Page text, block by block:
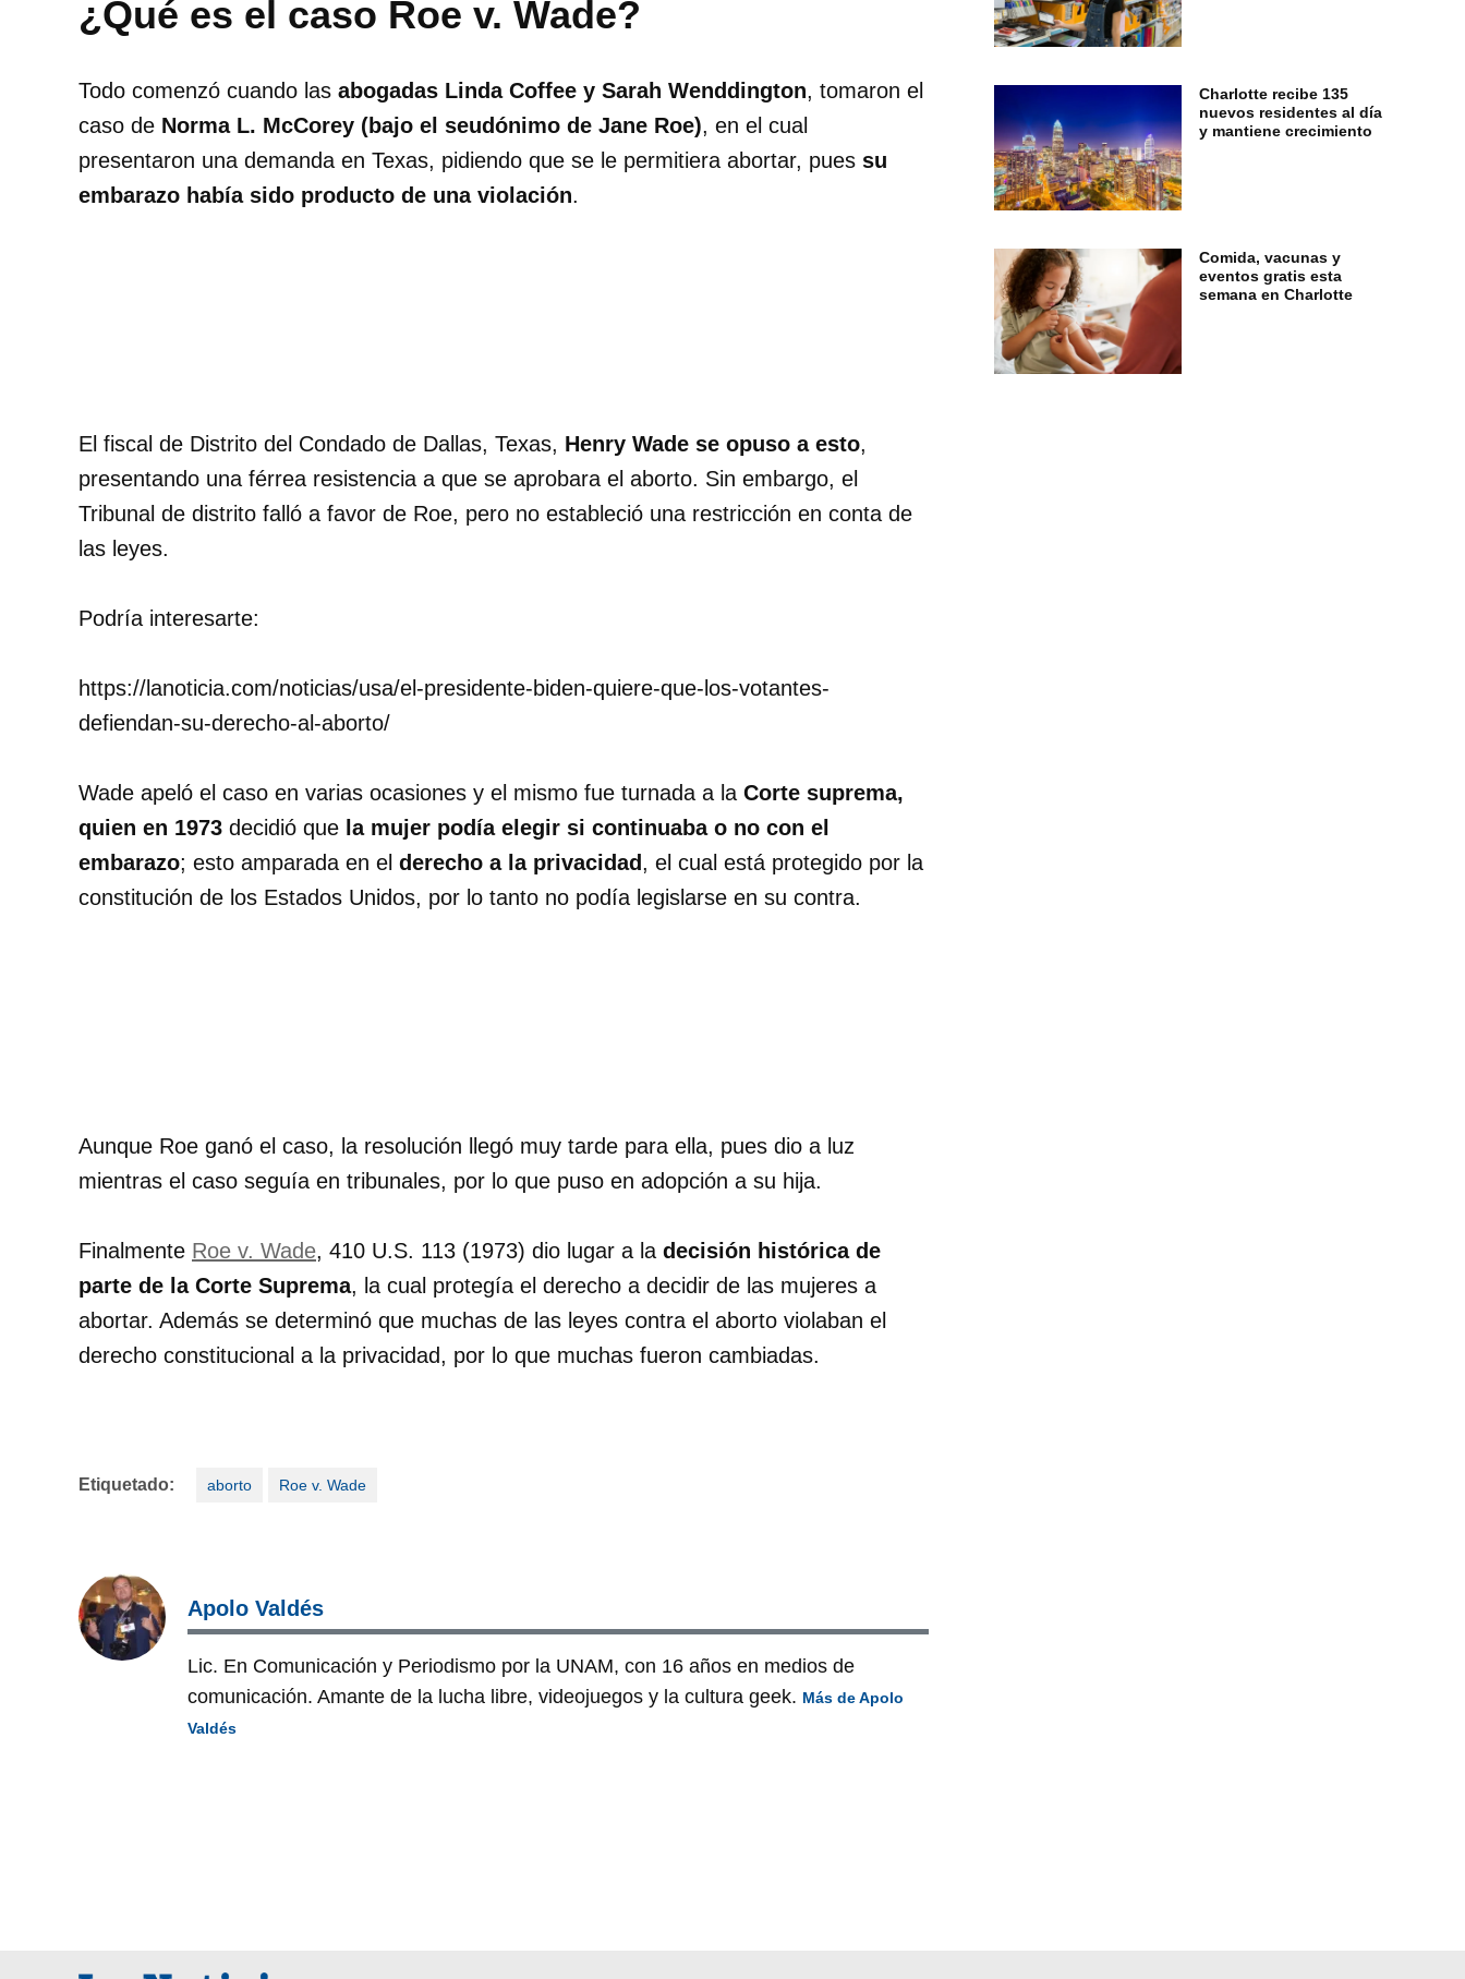
¿Qué es el caso Roe v. Wade?
Todo comenzó cuando las abogadas Linda Coffee y Sarah Wenddington, tomaron el
caso de Norma L. McCorey (bajo el seudónimo de Jane Roe), en el cual
presentaron una demanda en Texas, pidiendo que se le permitiera abortar, pues su
embarazo había sido producto de una violación.
El fiscal de Distrito del Condado de Dallas, Texas, Henry Wade se opuso a esto,
presentando una férrea resistencia a que se aprobara el aborto. Sin embargo, el
Tribunal de distrito falló a favor de Roe, pero no estableció una restricción en conta de
las leyes.
Podría interesarte:
https://lanoticia.com/noticias/usa/el-presidente-biden-quiere-que-los-votantes-
defiendan-su-derecho-al-aborto/
Wade apeló el caso en varias ocasiones y el mismo fue turnada a la Corte suprema,
quien en 1973 decidió que la mujer podía elegir si continuaba o no con el
embarazo; esto amparada en el derecho a la privacidad, el cual está protegido por la
constitución de los Estados Unidos, por lo tanto no podía legislarse en su contra.
Aunque Roe ganó el caso, la resolución llegó muy tarde para ella, pues dio a luz
mientras el caso seguía en tribunales, por lo que puso en adopción a su hija.
Finalmente Roe v. Wade, 410 U.S. 113 (1973) dio lugar a la decisión histórica de
parte de la Corte Suprema, la cual protegía el derecho a decidir de las mujeres a
abortar. Además se determinó que muchas de las leyes contra el aborto violaban el
derecho constitucional a la privacidad, por lo que muchas fueron cambiadas.
Etiquetado: aborto Roe v. Wade
Apolo Valdés
Lic. En Comunicación y Periodismo por la UNAM, con 16 años en medios de
comunicación. Amante de la lucha libre, videojuegos y la cultura geek. Más de Apolo
Valdés
Charlotte recibe 135
nuevos residentes al día
y mantiene crecimiento
Comida, vacunas y
eventos gratis esta
semana en Charlotte